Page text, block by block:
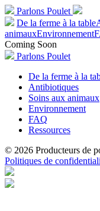
Parlons Poulet
De la ferme à la table
animauxEnvironnement
Coming Soon
Parlons Poulet
De la ferme à la
Antibiotiques
Soins aux animaux
Environnement
FAQ
Ressources
© 2026 Producteurs de
Politiques de